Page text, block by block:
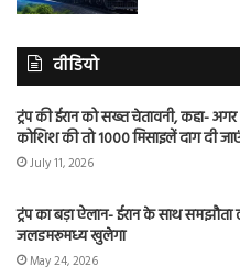
वीडियो
ट्रंप की ईरान को सख्त चेतावनी, कहा-
कोशिश की तो 1000 मिसाइलें दाग दी
July 11, 2026
ट्रंप का बड़ा ऐलान- ईरान के साथ
जलडमरूमध्य खुलेगा
May 24, 2026